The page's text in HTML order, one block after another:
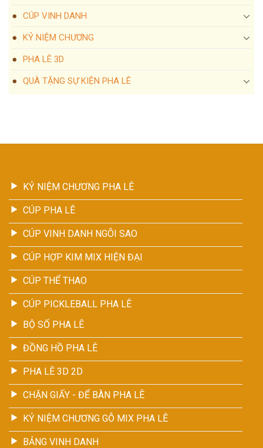
CÚP VINH DANH
KỶ NIỆM CHƯƠNG
PHA LÊ 3D
QUÀ TẶNG SỰ KIỆN PHA LÊ
KỶ NIỆM CHƯƠNG PHA LÊ
CÚP PHA LÊ
CÚP VINH DANH NGÔI SAO
CÚP HỢP KIM MIX HIỆN ĐẠI
CÚP THỂ THAO
CÚP PICKLEBALL PHA LÊ
BỘ SỐ PHA LÊ
ĐỒNG HỒ PHA LÊ
PHA LÊ 3D 2D
CHẶN GIẤY - ĐỂ BÀN PHA LÊ
KỶ NIỆM CHƯƠNG GỖ MIX PHA LÊ
BẢNG VINH DANH